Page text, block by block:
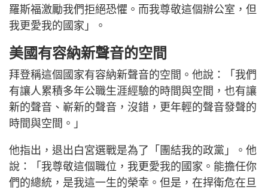
羅斯福激勵我們拒絕恐懼。而我尊敬這個辦公室，但
我更愛我的國家」。
美國有容納新聲音的空間
拜登稱這個國家有容納新聲音的空間。他說：「我們
有讓人累積多年公職生涯經驗的時間與空間，也有讓
新的聲音、嶄新的聲音，沒錯，更年輕的聲音發聲的
時間與空間。」
他指出，退出白宮選戰是為了「團結我的政黨」。他
說：「我尊敬這個職位，我更愛我的國家。能擔任你
們的總統，是我這一生的榮幸。但是，在捍衛危在旦